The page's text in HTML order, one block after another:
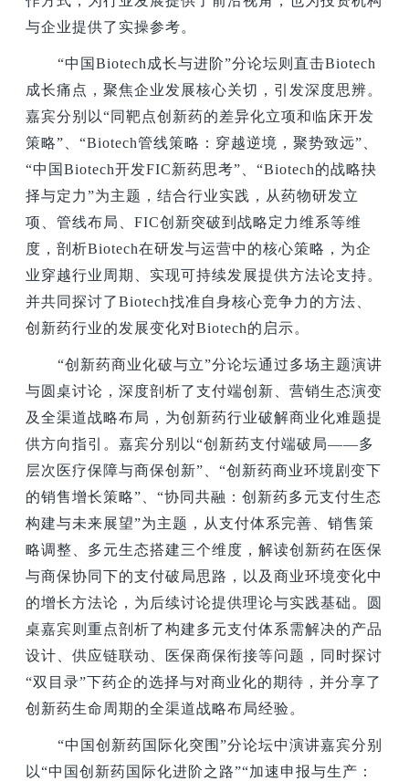
与企业提供了实操参考。
“中国Biotech成长与进阶”分论坛则直击Biotech
成长痛点，聚焦企业发展核心关切，引发深度思辨。
嘉宾分别以“同靶点创新药的差异化立项和临床开发
策略”、“Biotech管线策略：穿越逆境，聚势致远”、
“中国Biotech开发FIC新药思考”、“Biotech的战略抉
择与定力”为主题，结合行业实践，从药物研发立
项、管线布局、FIC创新突破到战略定力维系等维
度，剖析Biotech在研发与运营中的核心策略，为企
业穿越行业周期、实现可持续发展提供方法论支持。
并共同探讨了Biotech找准自身核心竞争力的方法、
创新药行业的发展变化对Biotech的启示。
“创新药商业化破与立”分论坛通过多场主题演讲
与圆桌讨论，深度剖析了支付端创新、营销生态演变
及全渠道战略布局，为创新药行业破解商业化难题提
供方向指引。嘉宾分别以“创新药支付端破局——多
层次医疗保障与商保创新”、“创新药商业环境剧变下
的销售增长策略”、“协同共融：创新药多元支付生态
构建与未来展望”为主题，从支付体系完善、销售策
略调整、多元生态搭建三个维度，解读创新药在医保
与商保协同下的支付破局思路，以及商业环境变化中
的增长方法论，为后续讨论提供理论与实践基础。圆
桌嘉宾则重点剖析了构建多元支付体系需解决的产品
设计、供应链联动、医保商保衔接等问题，同时探讨
“双目录”下药企的选择与对商业化的期待，并分享了
创新药生命周期的全渠道战略布局经验。
“中国创新药国际化突围”分论坛中演讲嘉宾分别
以“中国创新药国际化进阶之路”“加速申报与生产：